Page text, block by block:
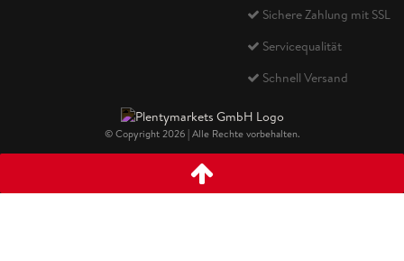
Sichere Zahlung mit SSL
Servicequalität
Schnell Versand
© Copyright 2026 | Alle Rechte vorbehalten.